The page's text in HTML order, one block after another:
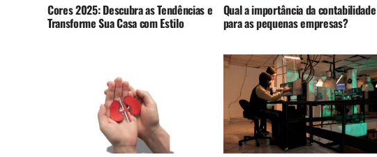
Cores 2025: Descubra as Tendências e
Transforme Sua Casa com Estilo
Qual a importância da contabilidade
para as pequenas empresas?